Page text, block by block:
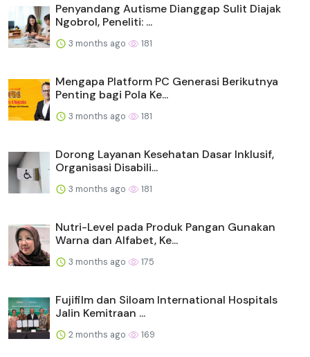
Penyandang Autisme Dianggap Sulit Diajak
Ngobrol, Peneliti: ...
3 months ago 181
Mengapa Platform PC Generasi Berikutnya
Penting bagi Pola Ke...
3 months ago 181
Dorong Layanan Kesehatan Dasar Inklusif,
Organisasi Disabili...
3 months ago 181
Nutri-Level pada Produk Pangan Gunakan
Warna dan Alfabet, Ke...
3 months ago 175
Fujifilm dan Siloam International Hospitals
Jalin Kemitraan ...
2 months ago 169